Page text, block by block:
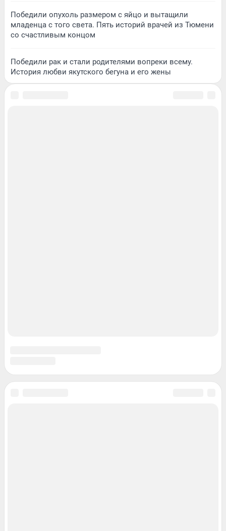
Победили опухоль размером с яйцо и вытащили
младенца с того света. Пять историй врачей из Тюмени
со счастливым концом
Победили рак и стали родителями вопреки всему.
История любви якутского бегуна и его жены